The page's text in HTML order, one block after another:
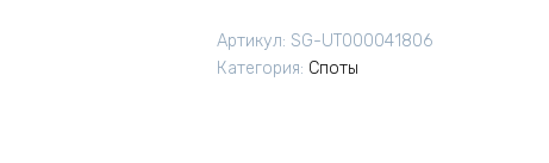
V11776-
Артикул: SG-UT000041806
Категория: Споты